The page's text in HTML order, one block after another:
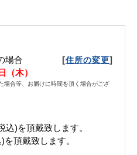
場合 [住所の変更]
（木）
場合等、お届けに時間を頂く場合がござ
込)を頂戴致します。
頂戴致します。